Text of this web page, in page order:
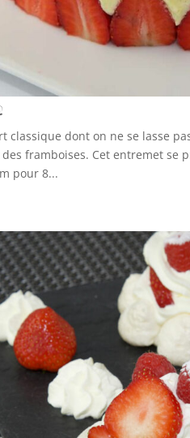
classique dont on ne se lasse
framboises. Cet entremet se
pour 8...